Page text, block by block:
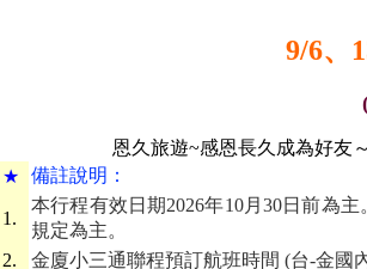
9/6、
恩久旅遊~感恩長久成為好友
★
備註說明：
1.
本行程有效日期2026年10月30日前為
規定為主。
2.
金廈小三通聯程預訂航班時間 (台-金國